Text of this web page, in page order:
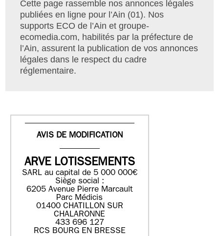
Cette page rassemble nos annonces légales
publiées en ligne pour l’Ain (01). Nos
supports ECO de l’Ain et groupe-
ecomedia.com, habilités par la préfecture de
l’Ain, assurent la publication de vos annonces
légales dans le respect du cadre
réglementaire.
AVIS DE MODIFICATION
ARVE LOTISSEMENTS
SARL au capital de 5 000 000€
Siège social :
6205 Avenue Pierre Marcault
Parc Médicis
01400 CHATILLON SUR
CHALARONNE
433 696 127
RCS BOURG EN BRESSE